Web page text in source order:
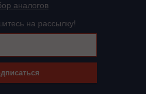
аналогов
на рассылку!